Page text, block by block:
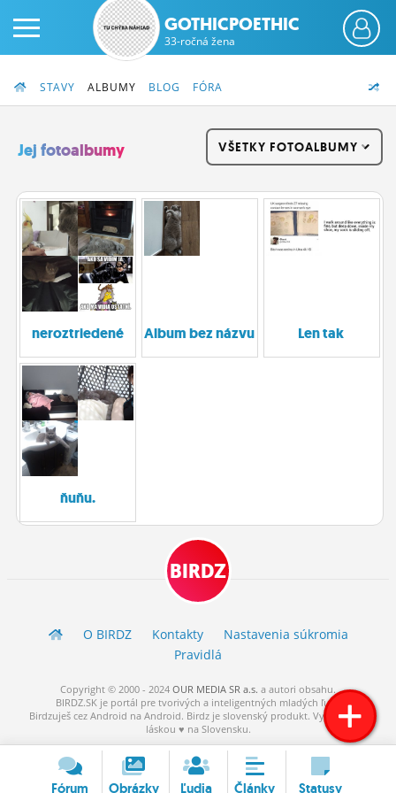
ČINŽIAK
FÓRUM
STATUSY
BLOGY
OBRÁZKY
ĽUDIA
MÔJ PROFIL
NASTAVENIA
ROLETA
GOTHICPOETHIC
33-ročná žena
STAVY ALBUMY BLOG FÓRA
Jej fotoalbumy VŠETKY FOTOALBUMY
neroztriedené Album bez názvu Len tak
ňuňu.
BIRDZ
O BIRDZ Kontakty
Nastavenia súkromia
Pravidlá
Copyright © 2000 - 2024 OUR MEDIA SR a.s. a autori obsahu.
BIRDZ.SK je portál pre tvorivých a inteligentných mladých ľudí.
Birdzuješ cez Android na Android. Birdz je slovenský produkt. Vytvorené s
láskou ♥ na Slovensku.
Fórum Obrázky Ľudia Články Statusy